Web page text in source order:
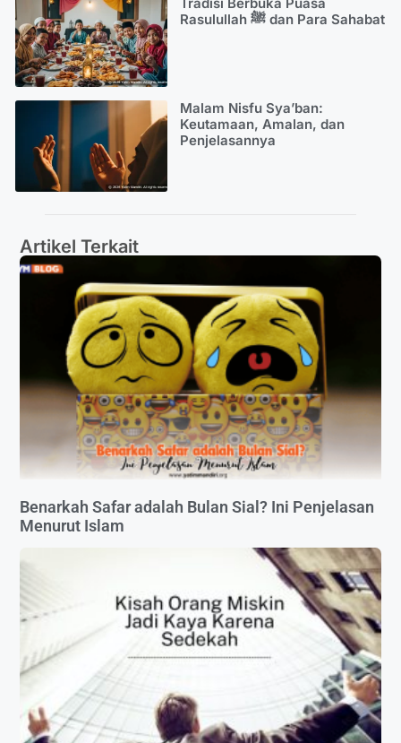
Rasulullah ﷺ dan Para Sahabat
Malam Nisfu Sya’ban:
Keutamaan, Amalan, dan
Penjelasannya
Artikel Terkait
Benarkah Safar adalah Bulan Sial? Ini Penjelasan
Menurut Islam